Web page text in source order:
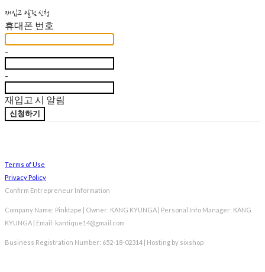
재입고 알림 신청
휴대폰 번호
-
-
재입고 시 알림
신청하기
Terms of Use
Privacy Policy
Confirm Entrepreneur Information
Company Name: Pinktape | Owner: KANG KYUNGA | Personal Info Manager: KANG
KYUNGA | Email: kantique14@gmail.com
Business Registration Number: 652-18-02314 | Hosting by sixshop